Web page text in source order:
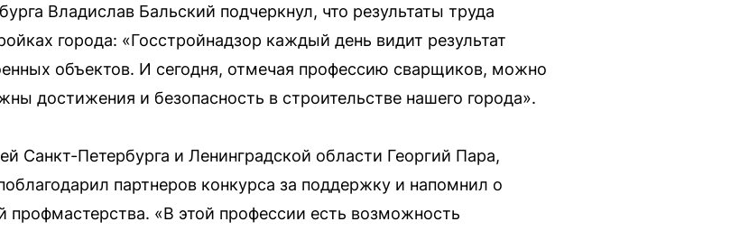
Владислав Бальский подчеркнул, что результаты труда
города: «Госстройнадзор каждый день видит результат
объектов. И сегодня, отмечая профессию сварщиков, можно
достижения и безопасность в строительстве нашего города».
Санкт-Петербурга и Ленинградской области Георгий Пара,
партнеров конкурса за поддержку и напомнил о
профмастерства. «В этой профессии есть возможность